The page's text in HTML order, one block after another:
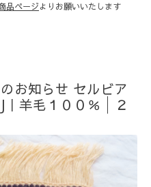
品ページよりお願いいたします
お知らせ セルビア
｜羊毛１００％│２